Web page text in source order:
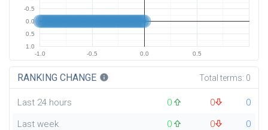
-1.0 -0.5 0.0 0.5
-0.5
0.0
0.5
1.0
RANKING CHANGE info Total terms: 0
Last 24 hours 0 0
0
Last week
0 0
0